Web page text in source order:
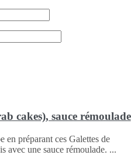
cakes), sauce rémoulade
en préparant ces Galettes de
avec une sauce rémoulade.